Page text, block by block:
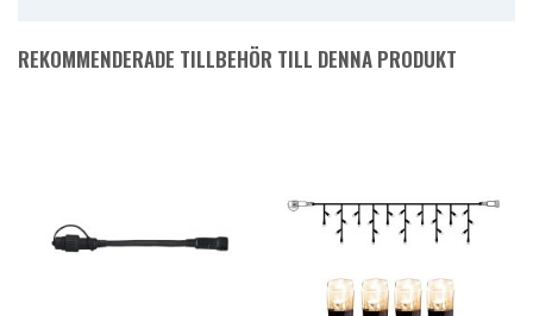
REKOMMENDERADE TILLBEHÖR TILL DENNA PRODUKT